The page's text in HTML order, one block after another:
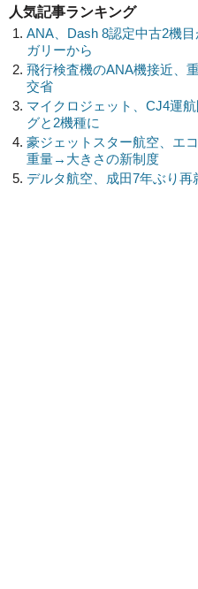
人気記事ランキング
ANA、Dash 8認定中古2機
ガリーから
飛行検査機のANA機接近、
交省
マイクロジェット、CJ4運
グと2機種に
豪ジェットスター航空、エ
重量→大きさの新制度
デルタ航空、成田7年ぶり